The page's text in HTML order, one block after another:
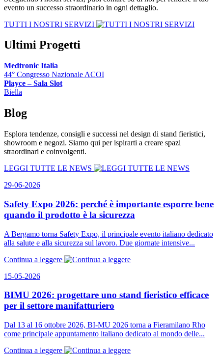
evento un successo straordinario in ogni dettaglio.
TUTTI I NOSTRI SERVIZI
Ultimi Progetti
Medtronic Italia
44° Congresso Nazionale ACOI
Playce – Sala Slot
Biella
Blog
Esplora tendenze, consigli e successi nel design di stand fieristici,
showroom e negozi. Siamo qui per ispirarti a creare spazi
straordinari e coinvolgenti.
LEGGI TUTTE LE NEWS
29-06-2026
Safety Expo 2026: perché è importante esporre bene
quando il prodotto è la sicurezza
A Bergamo torna Safety Expo, il principale evento italiano dedicato
alla salute e alla sicurezza sul lavoro. Due giornate intensive...
Continua a leggere
15-05-2026
BIMU 2026: progettare uno stand fieristico efficace
per il settore manifatturiero
Dal 13 al 16 ottobre 2026, BI-MU 2026 torna a Fieramilano Rho
come principale appuntamento italiano dedicato al mondo delle...
Continua a leggere